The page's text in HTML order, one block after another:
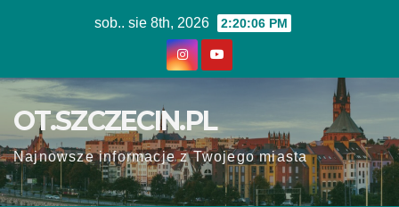
sob.. sie 8th, 2026 2:20:07 PM
OT.SZCZECIN.PL
Najnowsze informacje z Twojego miasta